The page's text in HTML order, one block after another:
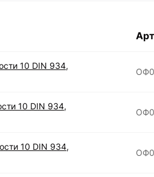
10 DIN 934,
10 DIN 934,
10 DIN 934,